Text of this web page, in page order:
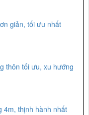
giản, tối ưu nhất
thôn tối ưu, xu hướng
4m, thịnh hành nhất